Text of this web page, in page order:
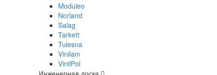
Moduleo
Norland
Salag
Tarkett
Tulesna
Vinilam
VinilPol